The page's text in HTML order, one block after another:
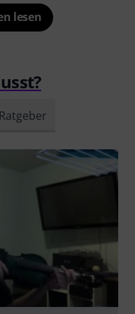
lesen
Ratgeber